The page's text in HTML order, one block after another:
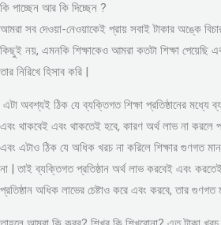
কি পাচ্ছেন আর কি দিচ্ছেন ?
আমরা সব দেওয়া-নেওয়াকেই প্রায় সবাই টাকার অঙ্কে
কিছুই নয়, এমনকি শিক্ষাকেও আমরা কতটা শিক্ষা পেয়েছি
তার নিরিখে হিসাব করি |
এটা অবশ্যই ঠিক যে ব্যক্তিগত শিক্ষা প্রতিষ্ঠানের
এবং থাকবেই এবং থাকতেই হবে, কারণ অর্থ লাভ না করলে
এবং এটাও ঠিক যে অধিক খরচ না করিলে শিক্ষার গুণগত
না | তাই ব্যক্তিগত প্রতিষ্ঠান অর্থ লাভ করবেই এবং
প্রতিষ্ঠান অধিক লাভের চেষ্টাও করে এবং করবে, তার গুণগত